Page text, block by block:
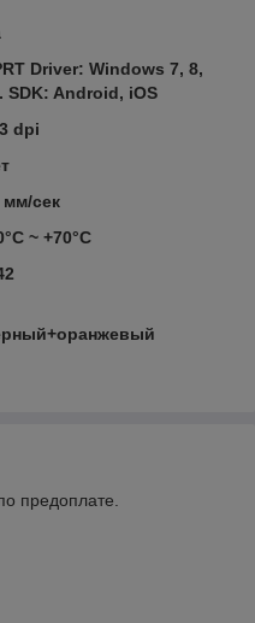
Driver: Windows 7, 8,
SDK: Android, iOS
dpi
мм/сек
~ +70°C
предоплате.